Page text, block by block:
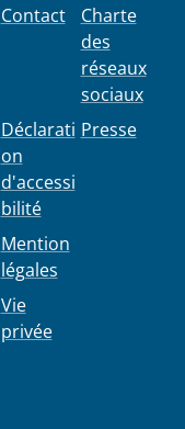
Contact
Déclarati
on
d'accessi
bilité
Mention
légales
Vie
privée
Charte
des
réseaux
sociaux
Presse